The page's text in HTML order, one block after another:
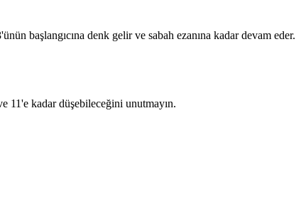
başlangıcına denk gelir ve sabah ezanına kadar devam eder.
11'e kadar düşebileceğini unutmayın.